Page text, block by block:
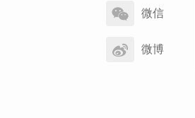
享
到
微信
微博